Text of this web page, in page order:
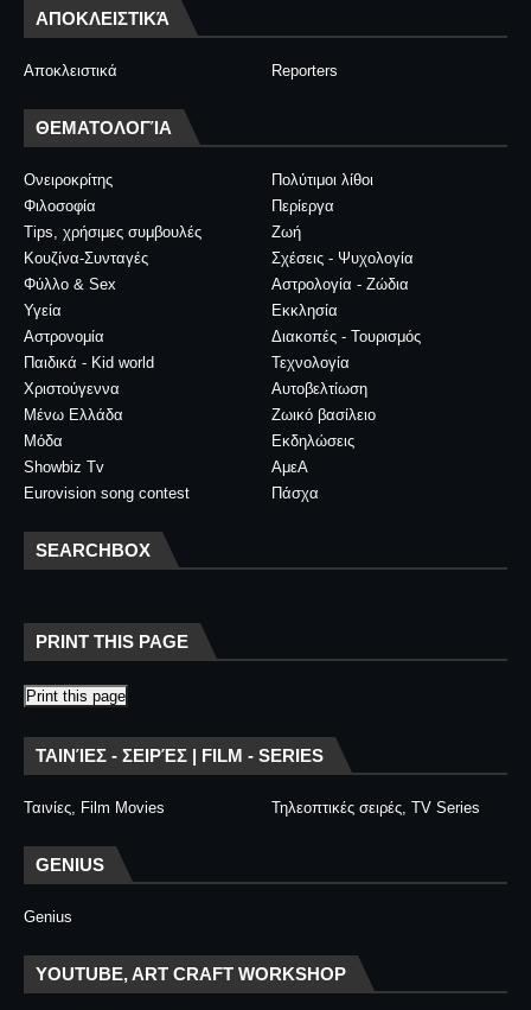
ΑΠΟΚΛΕΙΣΤΙΚΆ
Αποκλειστικά Reporters
ΘΕΜΑΤΟΛΟΓΊΑ
Ονειροκρίτης
Πολύτιμοι λίθοι
Φιλοσοφία
Περίεργα
Tips, χρήσιμες συμβουλές
Ζωή
Κουζίνα-Συνταγές
Σχέσεις - Ψυχολογία
Φύλλο & Sex
Αστρολογία - Ζώδια
Υγεία
Εκκλησία
Αστρονομία
Διακοπές - Τουρισμός
Παιδικά - Kid world
Τεχνολογία
Χριστούγεννα
Αυτοβελτίωση
Μένω Ελλάδα
Ζωικό βασίλειο
Μόδα
Εκδηλώσεις
Showbiz Tv
ΑμεΑ
Eurovision song contest
Πάσχα
SEARCHBOX
PRINT THIS PAGE
Print this page
ΤΑΙΝΊΕΣ - ΣΕΙΡΈΣ | FILM - SERIES
Ταινίες, Film Movies Τηλεοπτικές σειρές, TV Series
GENIUS
Genius
YOUTUBE, ART CRAFT WORKSHOP